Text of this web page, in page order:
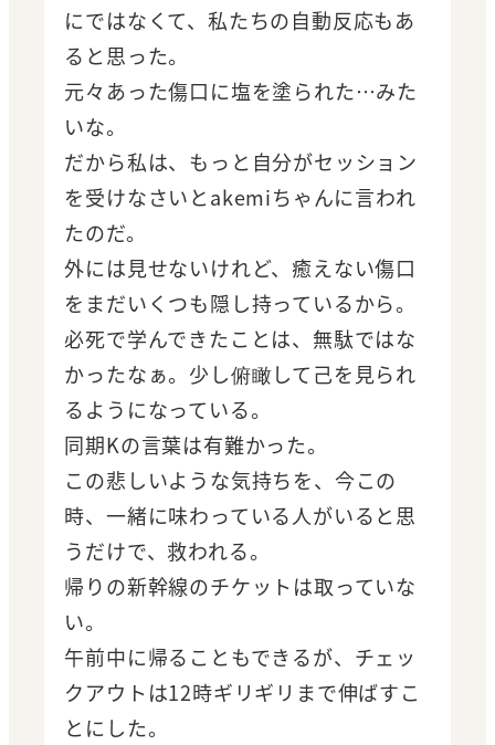
にではなくて、私たちの自動反応もあ
ると思った。
元々あった傷口に塩を塗られた…みた
いな。
だから私は、もっと自分がセッション
を受けなさいとakemiちゃんに言われ
たのだ。
外には見せないけれど、癒えない傷口
をまだいくつも隠し持っているから。
必死で学んできたことは、無駄ではな
かったなぁ。少し俯瞰して己を見られ
るようになっている。
同期Kの言葉は有難かった。
この悲しいような気持ちを、今この
時、一緒に味わっている人がいると思
うだけで、救われる。
帰りの新幹線のチケットは取っていな
い。
午前中に帰ることもできるが、チェッ
クアウトは12時ギリギリまで伸ばすこ
とにした。